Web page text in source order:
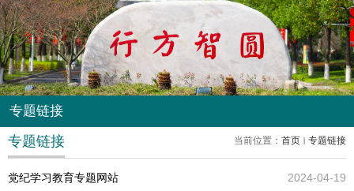
专题链接
当前位置： 首页 专题链接
专题链接
党纪学习教育专题网站
2024-04-19